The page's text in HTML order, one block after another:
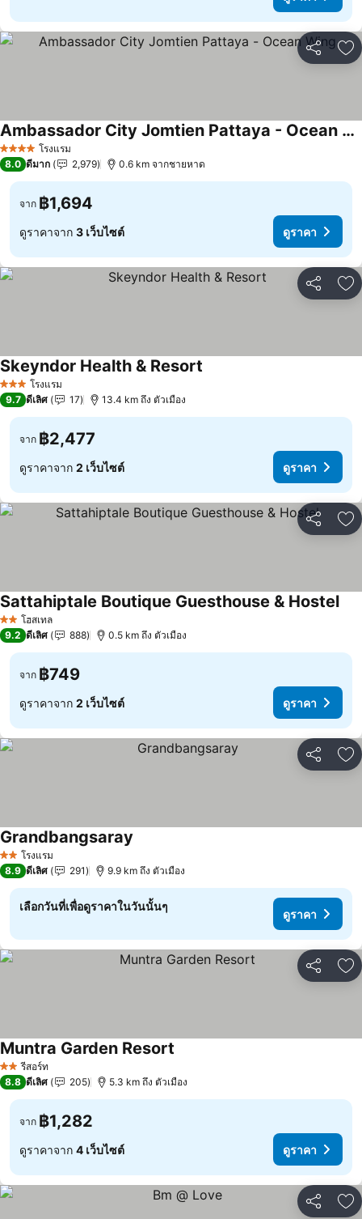
แชร์ เ
4 ดาว โรงแรม
Ambassador City Jomtien Pattaya - Ocean Wing
8.0 ดีมาก 2,979 0.6 km จากชายหาด
จาก ฿1,694
ดูราคาจาก 3 เว็บไซต์ ดูราคา
แชร์ เ
3 ดาว โรงแรม
Skeyndor Health & Resort
9.7 ดีเลิศ 17 13.4 km ถึง ตัวเมือง
จาก ฿2,477
ดูราคาจาก 2 เว็บไซต์ ดูราคา
แชร์ เ
2 ดาวโฮสเทล
Sattahiptale Boutique Guesthouse & Hostel
9.2 ดีเลิศ 888 0.5 km ถึง ตัวเมือง
จาก ฿749
ดูราคาจาก 2 เว็บไซต์ ดูราคา
แชร์ เ
2 ดาวโรงแรม
Grandbangsaray
8.9 ดีเลิศ 291 9.9 km ถึง ตัวเมือง
เลือกวันที่เพื่อดูราคาในวันนั้นๆ
ดูราคา
แชร์ เ
2 ดาวรีสอร์ท
Muntra Garden Resort
8.8 ดีเลิศ 205 5.3 km ถึง ตัวเมือง
จาก ฿1,282
ดูราคาจาก 4 เว็บไซต์ ดูราคา
แชร์ เ